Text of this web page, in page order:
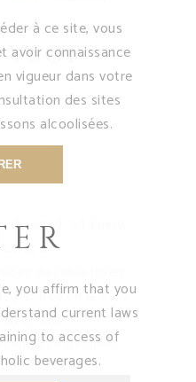
de edad, adquiere
al
y toffee en la nariz
el final.
un poco de hielo.
à ce site, vous
avoir connaissance
vigueur dans votre
des sites
alcoolisées.
you affirm that you
current laws
to access of
beverages.